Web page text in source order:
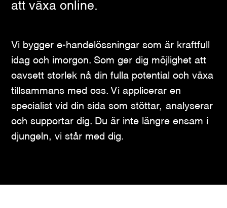
att växa online.
Vi bygger e-handelössningar som är kraftfull
idag och imorgon. Som ger dig möjlighet att
oavsett storlek nå din fulla potential och växa
tillsammans med oss. Vi applicerar en
specialist vid din sida som stöttar, analyserar
och supportar dig. Du är inte längre ensam i
djungeln, vi står med dig.